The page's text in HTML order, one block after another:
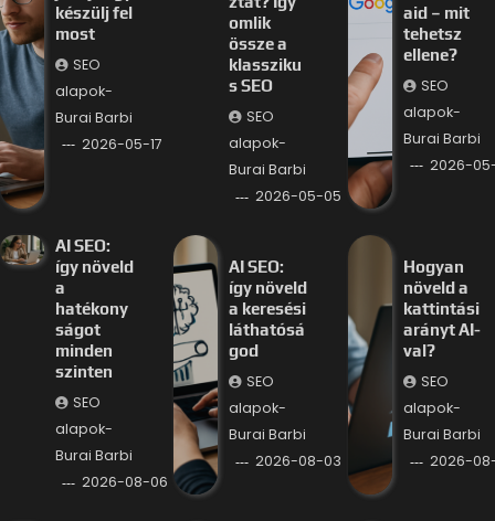
készülj fel
most
SEO
alapok-
Burai Barbi
2026-05-17
omlik
össze a
klassziku
s SEO
SEO
alapok-
Burai Barbi
2026-05-05
aid – mit
tehetsz
ellene?
SEO
alapok-
Burai Barbi
2026-
AI SEO:
így növeld
a
hatékony
ságot
minden
szinten
SEO
alapok-
Burai Barbi
2026-08-06
AI SEO:
így növeld
a keresési
láthatósá
god
SEO
alapok-
Burai Barbi
2026-08-03
Hogyan
növeld a
kattintási
arányt AI-
val?
SEO
alapok-
Burai Barbi
2026-